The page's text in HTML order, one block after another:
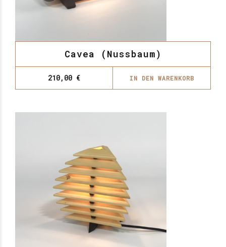
Cavea (Nussbaum)
210,00 € IN DEN WARENKORB